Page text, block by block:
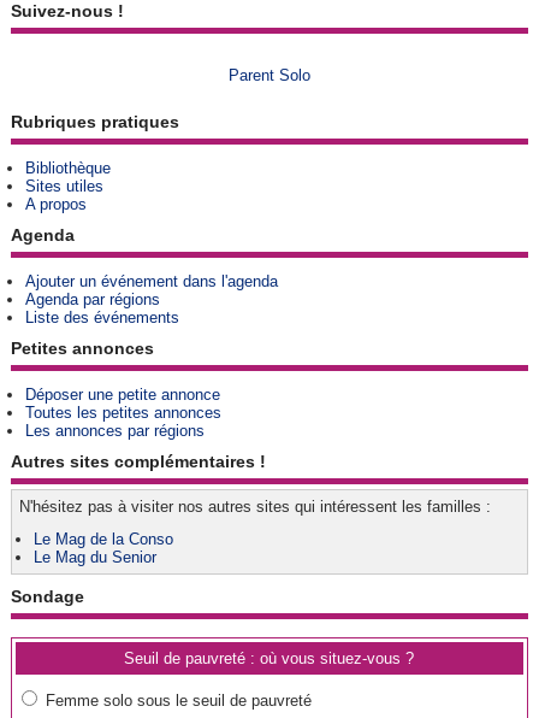
Suivez-nous !
Parent Solo
Rubriques pratiques
Bibliothèque
Sites utiles
A propos
Agenda
Ajouter un événement dans l'agenda
Agenda par régions
Liste des événements
Petites annonces
Déposer une petite annonce
Toutes les petites annonces
Les annonces par régions
Autres sites complémentaires !
N'hésitez pas à visiter nos autres sites qui intéressent les familles :
Le Mag de la Conso
Le Mag du Senior
Sondage
Seuil de pauvreté : où vous situez-vous ?
Femme solo sous le seuil de pauvreté